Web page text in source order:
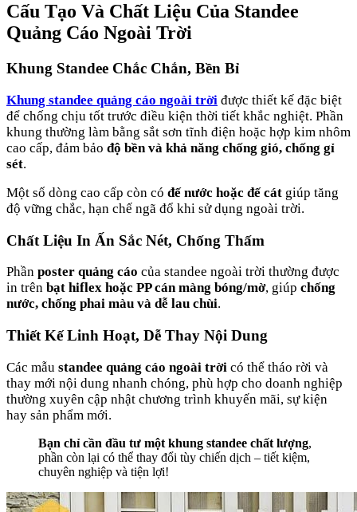
Cấu Tạo Và Chất Liệu Của Standee
Quảng Cáo Ngoài Trời
Khung Standee Chắc Chắn, Bền Bỉ
Khung standee quảng cáo ngoài trời được thiết kế đặc biệt
để chống chịu tốt trước điều kiện thời tiết khắc nghiệt. Phần
khung thường làm bằng sắt sơn tĩnh điện hoặc hợp kim nhôm
cao cấp, đảm bảo độ bền và khả năng chống gió, chống gỉ
sét.
Một số dòng cao cấp còn có đế nước hoặc đế cát giúp tăng
độ vững chắc, hạn chế ngã đổ khi sử dụng ngoài trời.
Chất Liệu In Ấn Sắc Nét, Chống Thấm
Phần poster quảng cáo của standee ngoài trời thường được
in trên bạt hiflex hoặc PP cán màng bóng/mờ, giúp chống
nước, chống phai màu và dễ lau chùi.
Thiết Kế Linh Hoạt, Dễ Thay Nội Dung
Các mẫu standee quảng cáo ngoài trời có thể tháo rời và
thay mới nội dung nhanh chóng, phù hợp cho doanh nghiệp
thường xuyên cập nhật chương trình khuyến mãi, sự kiện
hay sản phẩm mới.
Bạn chỉ cần đầu tư một khung standee chất lượng,
phần còn lại có thể thay đổi tùy chiến dịch – tiết kiệm,
chuyên nghiệp và tiện lợi!